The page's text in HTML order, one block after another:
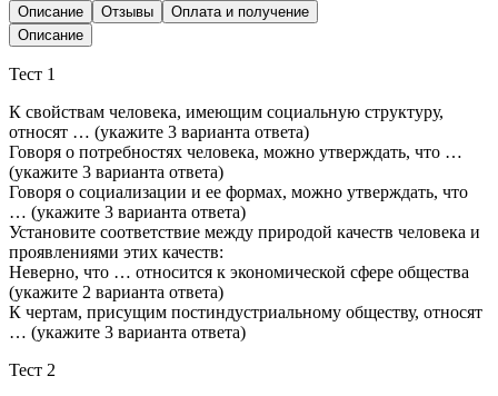
Описание Отзывы
Оплата и получение
Описание
Тест 1
К свойствам человека, имеющим социальную структуру,
относят … (укажите 3 варианта ответа)
Говоря о потребностях человека, можно утверждать, что …
(укажите 3 варианта ответа)
Говоря о социализации и ее формах, можно утверждать, что
… (укажите 3 варианта ответа)
Установите соответствие между природой качеств человека и
проявлениями этих качеств:
Неверно, что … относится к экономической сфере общества
(укажите 2 варианта ответа)
К чертам, присущим постиндустриальному обществу, относят
… (укажите 3 варианта ответа)
Тест 2